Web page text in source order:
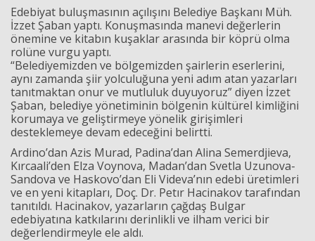
Edebiyat buluşmasının açılışını Belediye Başkanı Müh.
İzzet Şaban yaptı. Konuşmasında manevi değerlerin
önemine ve kitabın kuşaklar arasında bir köprü olma
rolüne vurgu yaptı.
“Belediyemizden ve bölgemizden şairlerin eserlerini,
aynı zamanda şiir yolculuğuna yeni adım atan yazarları
tanıtmaktan onur ve mutluluk duyuyoruz” diyen İzzet
Şaban, belediye yönetiminin bölgenin kültürel kimliğini
korumaya ve geliştirmeye yönelik girişimleri
desteklemeye devam edeceğini belirtti.
Ardino’dan Azis Murad, Padina’dan Alina Semerdjieva,
Kırcaali’den Elza Voynova, Madan’dan Svetla Uzunova-
Sandova ve Haskovo’dan Eli Videva’nın edebi üretimleri
ve en yeni kitapları, Doç. Dr. Petır Hacinakov tarafından
tanıtıldı. Hacinakov, yazarların çağdaş Bulgar
edebiyatına katkılarını derinlikli ve ilham verici bir
değerlendirmeyle ele aldı.
Haberin Doğru Adresi.